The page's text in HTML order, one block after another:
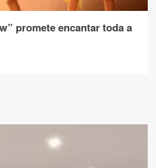
promete encantar toda a